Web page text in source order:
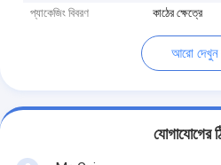
প্যাকেজিং বিবরণ
কাঠের ক্ষেত্রে
আরো দেখুন
যোগাযোগের